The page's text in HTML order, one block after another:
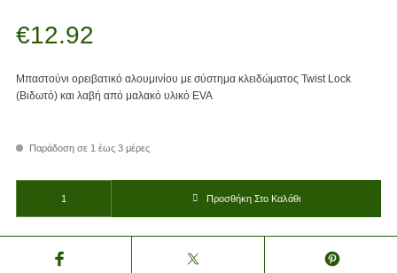
€12.92
Μπαστούνι ορειβατικό αλουμινίου με σύστημα κλειδώματος Twist Lock
(Βιδωτό) και λαβή από μαλακό υλικό EVA
Παράδοση σε 1 έως 3 μέρες
Προσθήκη Στο Καλάθι